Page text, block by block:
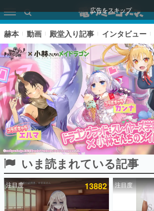
広告をスキップ
ピックアップ
電ファミのいま読まれている記事ランキング
赫本 動画 殿堂入り記事 インタビュー
いま読まれている記事
注目度 13882 注目度